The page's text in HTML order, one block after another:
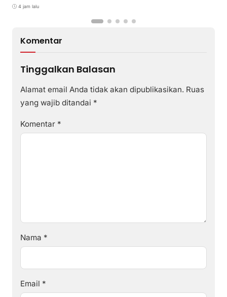
4 jam lalu
Komentar
Tinggalkan Balasan
Alamat email Anda tidak akan dipublikasikan. Ruas
yang wajib ditandai *
Komentar *
Nama *
Email *